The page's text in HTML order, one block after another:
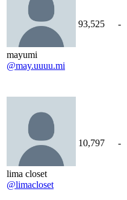
mayumi
@may.uuuu.mi
93,525 -
lima closet
@limacloset
10,797 -